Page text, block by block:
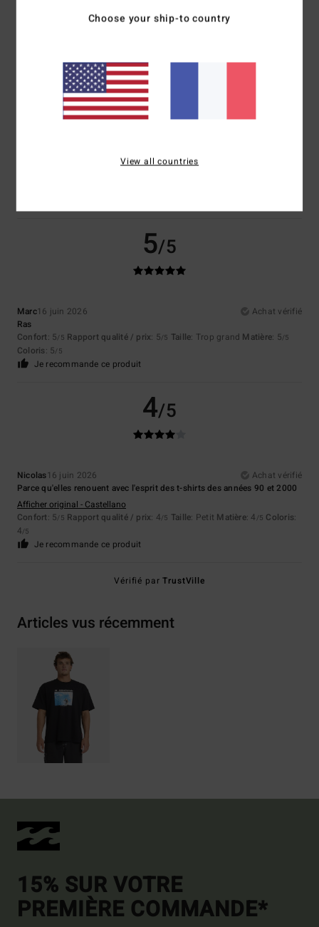
Rapport qualité / prix
Taille
Trop petit Trop grand
4.5
5/5
Marc16 juin 2026
Achat vérifié
Ras
Confort: 5/5 Rapport qualité / prix: 5/5 Taille: Trop grand Matière: 5/5
Coloris: 5/5
Je recommande ce produit
4/5
Nicolas16 juin 2026
Achat vérifié
Parce qu'elles renouent avec l'esprit des t-shirts des années 90 et 2000
Afficher original - Castellano
Confort: 5/5 Rapport qualité / prix: 4/5 Taille: Petit Matière: 4 /5 Coloris:
4/5
Je recommande ce produit
Vérifié parTrustVille
Articles vus récemment
15% SUR VOTRE
PREMIÈRE COMMANDE*
Choose your ship-to country
View all countries